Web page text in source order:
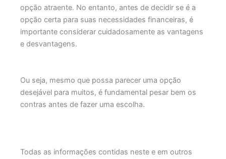
opção atraente. No entanto, antes de decidir se é a
opção certa para suas necessidades financeiras, é
importante considerar cuidadosamente as vantagens
e desvantagens.
Ou seja, mesmo que possa parecer uma opção
desejável para muitos, é fundamental pesar bem os
contras antes de fazer uma escolha.
Todas as informações contidas neste e em outros